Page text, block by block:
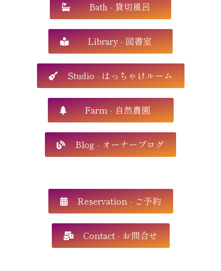
Bath - 貸切風呂
Library - 図書室
Studio - はっちゃけルーム
Farm - 自然農園
Blog - オーナーブログ
Reservation - ご予約
Contact - お問合せ